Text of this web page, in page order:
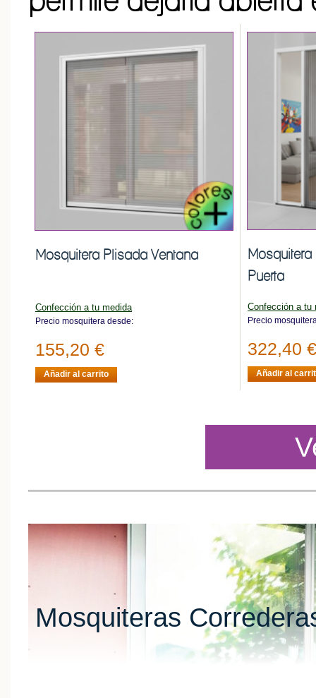
Mosquitera Plisada Ventana
Confección a tu medida
Precio mosquitera desde:
155,20 €
Añadir al carrito
Puerta
Confección a tu
Precio
322,40 €
Añadir al
Mosquiteras